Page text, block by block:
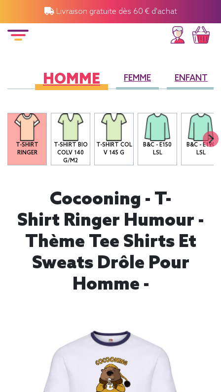
Livraison gratuite dès 60 € d'achat
HOMME FEMME ENFANT
T-SHIRT
RINGER
T-SHIRT BIO
COLV 140
G/M2
T-SHIRT COL
V 145 G
B&C - E150
LSL
B&C - E190
LSL
Cocooning - T-
Shirt Ringer Humour -
Thème Tee Shirts Et
Sweats Drôle Pour
Homme -